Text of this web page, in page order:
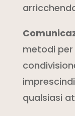
metodi per
qualsiasi